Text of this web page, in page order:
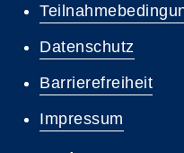
Datenschutz
Barrierefreiheit
Impressum